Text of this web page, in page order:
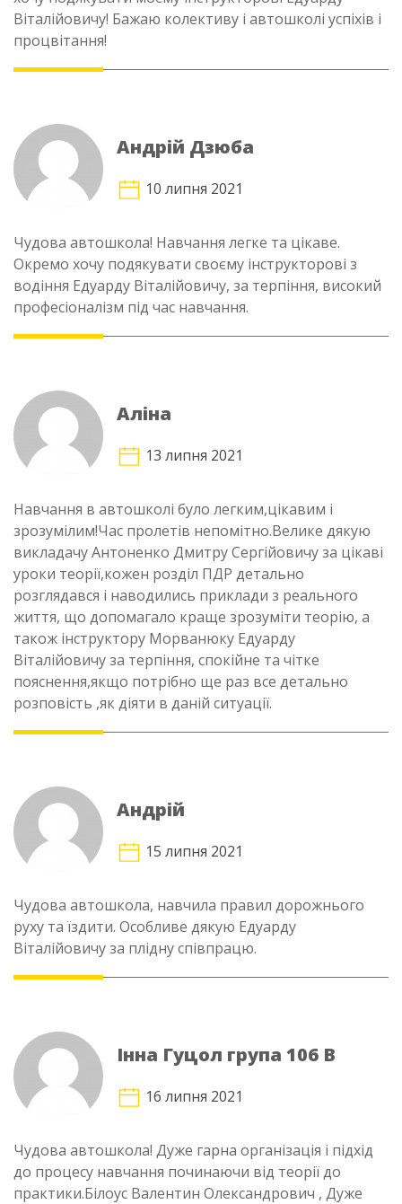
Віталійовичу! Бажаю колективу і автошколі успіхів і
процвітання!
Андрій Дзюба
10 липня 2021
Чудова автошкола! Навчання легке та цікаве.
Окремо хочу подякувати своєму інструкторові з
водіння Едуарду Віталійовичу, за терпіння, високий
професіоналізм під час навчання.
Аліна
13 липня 2021
Навчання в автошколі було легким,цікавим і
зрозумілим!Час пролетів непомітно.Велике дякую
викладачу Антоненко Дмитру Сергійовичу за цікаві
уроки теорії,кожен розділ ПДР детально
розглядався і наводились приклади з реального
життя, що допомагало краще зрозуміти теорію, а
також інструктору Морванюку Едуарду
Віталійовичу за терпіння, спокійне та чітке
пояснення,якщо потрібно ще раз все детально
розповість ,як діяти в даній ситуації.
Андрій
15 липня 2021
Чудова автошкола, навчила правил дорожнього
руху та їздити. Особливе дякую Едуарду
Віталійовичу за плідну співпрацю.
Інна Гуцол група 106 В
16 липня 2021
Чудова автошкола! Дуже гарна організація і підхід
до процесу навчання починаючи від теорії до
практики.Білоус Валентин Олександрович , Дуже